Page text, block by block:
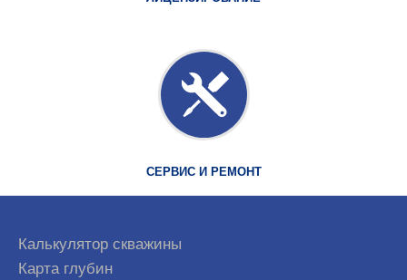
СЕРВИС И РЕМОНТ
Калькулятор скважины
Карта глубин